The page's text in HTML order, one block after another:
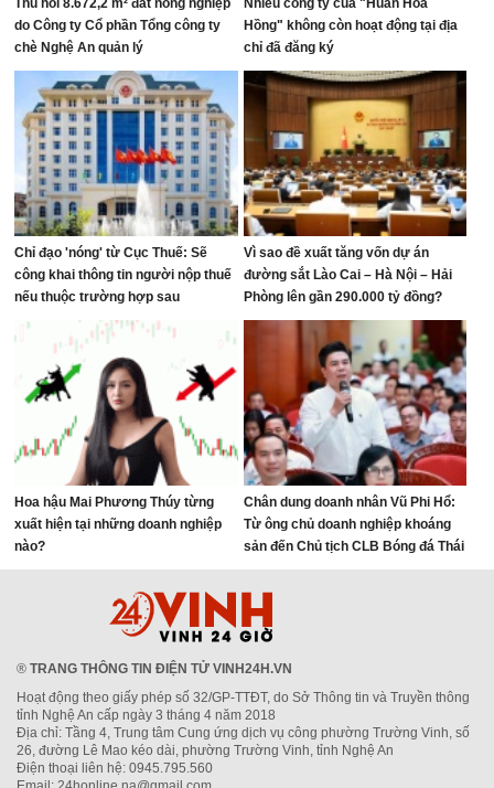
Thu hồi 8.672,2 m² đất nông nghiệp
do Công ty Cổ phần Tổng công ty
chè Nghệ An quản lý
Nhiều công ty của "Huấn Hoa
Hồng" không còn hoạt động tại địa
chỉ đã đăng ký
Chỉ đạo 'nóng' từ Cục Thuế: Sẽ
công khai thông tin người nộp thuế
nếu thuộc trường hợp sau
Vì sao đề xuất tăng vốn dự án
đường sắt Lào Cai – Hà Nội – Hải
Phòng lên gần 290.000 tỷ đồng?
Hoa hậu Mai Phương Thúy từng
xuất hiện tại những doanh nghiệp
nào?
Chân dung doanh nhân Vũ Phi Hổ:
Từ ông chủ doanh nghiệp khoáng
sản đến Chủ tịch CLB Bóng đá Thái
Nguyên
® TRANG THÔNG TIN ĐIỆN TỬ VINH24H.VN
Hoạt động theo giấy phép số 32/GP-TTĐT, do Sở Thông tin và Truyền thông
tỉnh Nghệ An cấp ngày 3 tháng 4 năm 2018
Địa chỉ: Tầng 4, Trung tâm Cung ứng dịch vụ công phường Trường Vinh, số
26, đường Lê Mao kéo dài, phường Trường Vinh, tỉnh Nghệ An
Điện thoại liên hệ: 0945.795.560